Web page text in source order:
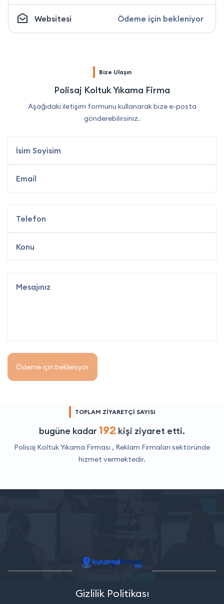
Websitesi Ödeme için bekleniyor
Bize Ulaşın
Polisaj Koltuk Yıkama Firma
Aşağıdaki iletişim formunu kullanarak bize e-posta
gönderebilirsiniz.
Ödeme için bekleniyor
TOPLAM ZİYARETÇİ SAYISI
bugüne kadar 192 kişi ziyaret etti.
Polisaj Koltuk Yıkama Firması , Reklam Firmaları sektöründe
hizmet vermektedir.
Gizlilik Politikası